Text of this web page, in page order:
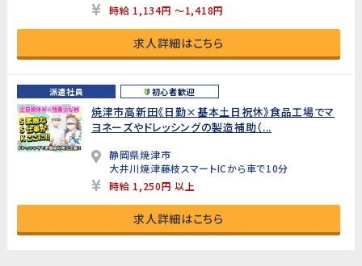
時給 1,134円 ～1,418円
求人詳細はこちら
派遣社員 初心者歓迎
焼津市高新田《日勤×基本土日祝休》食品工場でマ
ヨネーズやドレッシングの製造補助（...
静岡県焼津市
大井川焼津藤枝スマートICから車で10分
時給 1,250円 以上
求人詳細はこちら